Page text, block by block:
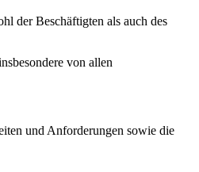
der Beschäftigten als auch des
von allen
und Anforderungen sowie die